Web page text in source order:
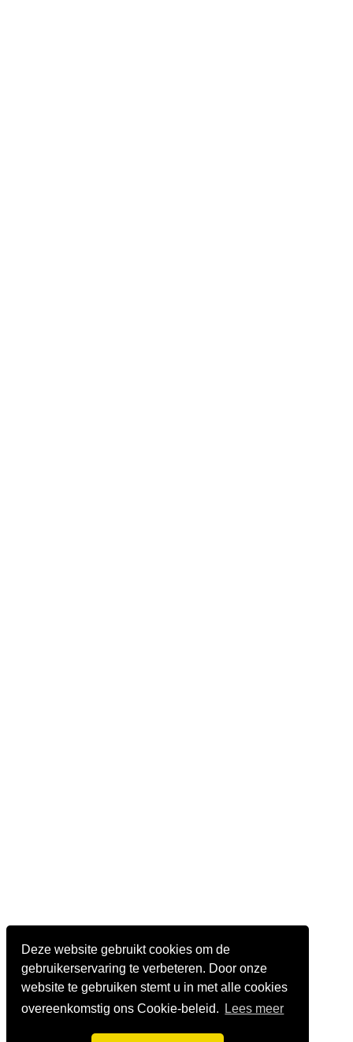
Deze website gebruikt cookies om de
gebruikerservaring te verbeteren. Door onze
website te gebruiken stemt u in met alle cookies
overeenkomstig ons Cookie-beleid.
Lees meer